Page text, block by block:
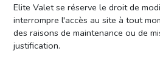
Elite Valet se réserve le droit de
interrompre l'accès au site à tout
des raisons de maintenance ou de
justification.